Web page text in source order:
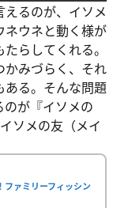
るのが、イソメ
ネウネと動く様が
らしてくれる。
かみづらく、それ
ある。そんな問題
が『イソメの
ソメの友（メイ
ファミリーフィッシン